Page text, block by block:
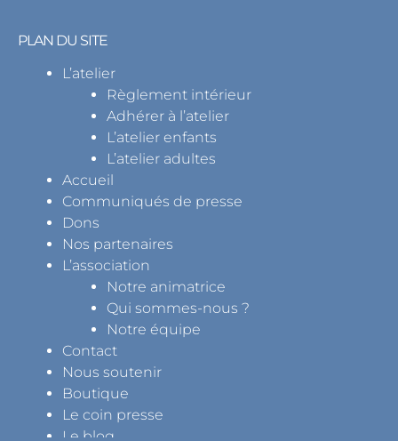
PLAN DU SITE
L’atelier
Règlement intérieur
Adhérer à l’atelier
L’atelier enfants
L’atelier adultes
Accueil
Communiqués de presse
Dons
Nos partenaires
L’association
Notre animatrice
Qui sommes-nous ?
Notre équipe
Contact
Nous soutenir
Boutique
Le coin presse
Le blog